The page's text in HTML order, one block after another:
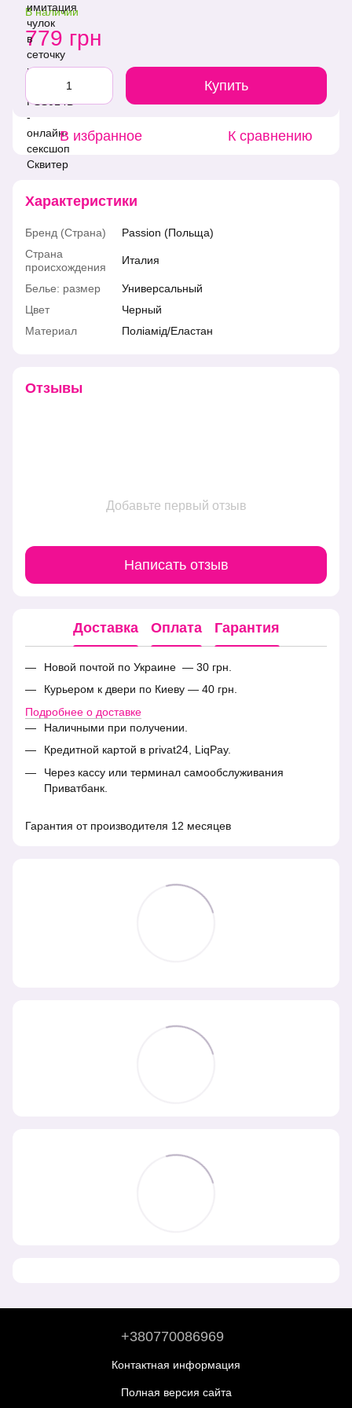
В наличии
779 грн
Купить
В избранное К сравнению
Характеристики
Бренд (Страна)
Passion (Польща)
Страна
происхождения
Италия
Белье: размер
Универсальный
Цвет
Черный
Материал
Поліамід/Еластан
Отзывы
Добавьте первый отзыв
Написать отзыв
Доставка Оплата Гарантия
Новой почтой по Украине — 30 грн.
Курьером к двери по Киеву — 40 грн.
Подробнее о доставке
Наличными при получении.
Кредитной картой в privat24, LiqPay.
Через кассу или терминал самообслуживания
Приватбанк.
Гарантия от производителя 12 месяцев
+380770086969
Контактная информация
Полная версия сайта